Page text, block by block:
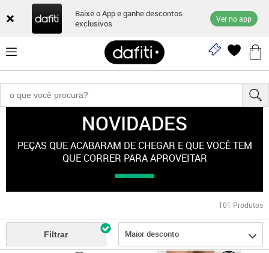
Baixe o App e ganhe descontos
exclusivos
Ver no app
"esporte-feminino"NOVIDADES
PEÇAS QUE ACABARAM DE CHEGAR E QUE VOCÊ TEM
QUE CORRER PARA APROVEITAR
101 Produtos
Filtrar Maior desconto